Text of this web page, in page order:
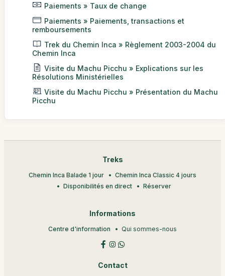
Paiements » Taux de change
Paiements » Paiements, transactions et
remboursements
Trek du Chemin Inca » Règlement 2003-2004 du
Chemin Inca
Visite du Machu Picchu » Explications sur les
Résolutions Ministérielles
Visite du Machu Picchu » Présentation du Machu
Picchu
Treks
Chemin Inca Balade 1 jour
Chemin Inca Classic 4 jours
Disponibilités en direct
Réserver
Informations
Centre d'information Qui sommes-nous
Contact